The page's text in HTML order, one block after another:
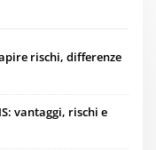
rischi, differenze
vantaggi, rischi e